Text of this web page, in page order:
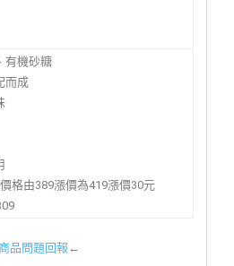
有機砂糖
而成
格由389漲價為419漲價30元
品問題回報 ←